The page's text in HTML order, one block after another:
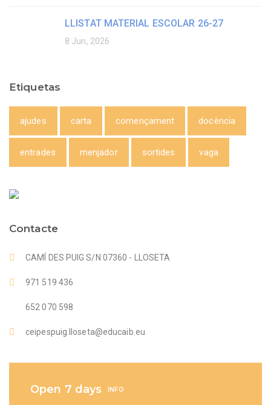
LLISTAT MATERIAL ESCOLAR 26-27
8 Jun, 2026
Etiquetas
ajudes carta començament docència
entrades menjador sortides vaga
Contacte
CAMÍ DES PUIG S/N 07360 - LLOSETA
971 519 436
652 070 598
ceipespuig.lloseta@educaib.eu
Open 7 days INFO